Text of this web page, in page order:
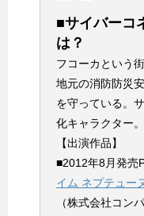
■サイバーコ
は？
フコーカという
地元の消防防災
を守っている。
化キャラクター。
【出演作品】
■2012年8月発売
イム ネプテュー
（株式会社コン